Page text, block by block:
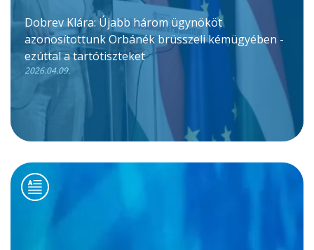
Dobrev Klára: Újabb három ügynököt
azonosítottunk Orbánék brüsszeli kémügyében -
ezúttal a tartótiszteket
2026.04.09.